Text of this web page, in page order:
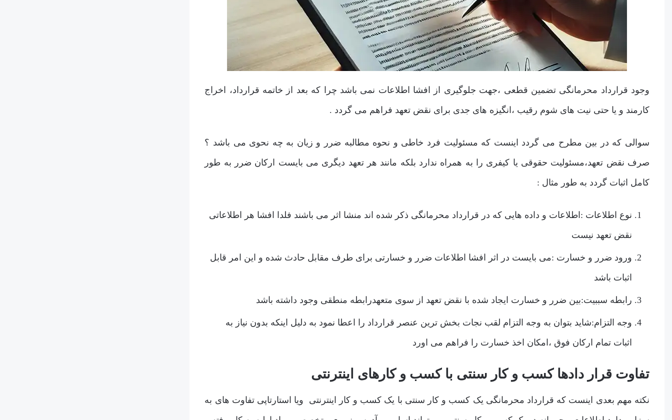
وجود قرارداد محرمانگی تضمین قطعی ،جهت جلوگیری از افشا اطلاعات نمی باشد چرا که بعد از خاتمه قرارداد، اخراج
کارمند و یا حتی نیت های شوم رقیب ،انگیزه های جدی برای نقض تعهد فراهم می گردد .
سوالی که در بین مطرح می گردد اینست که مسئولیت فرد خاطی و نحوه مطالبه ضرر و زیان به چه نحوی می باشد ؟
صرف نقض تعهد،مسئولیت حقوقی یا کیفری را به همراه ندارد بلکه مانند هر تعهد دیگری می بایست ارکان ضرر به طور
کامل اثبات گردد به طور مثال :
نوع اطلاعات :اطلاعات و داده هایی که در قرارداد محرمانگی ذکر شده اند منشا اثر می باشند فلدا افشا هر اطلاعاتی
نقض تعهد نیست
ورود ضرر و خسارت :می بایست در اثر افشا اطلاعات ضرر و خسارتی برای طرف مقابل حادث شده و این امر قابل
اثبات باشد
رابطه سببیت:بین ضرر و خسارت ایجاد شده با نقض تعهد از سوی متعهدرابطه منطقی وجود داشته باشد
وجه التزام:شاید بتوان به وجه التزام لقب نجات بخش ترین عنصر قرارداد را اعطا نمود به دلیل اینکه بدون نیاز به
اثبات تمام ارکان فوق ،امکان اخذ خسارت را فراهم می اورد
تفاوت قرار دادها کسب و کار سنتی با کسب و کارهای اینترنتی
نکته مهم بعدی اینست که قرارداد محرمانگی یک کسب و کار سنتی با یک کسب و کار اینترنتی ویا استارتاپی تفاوت های به